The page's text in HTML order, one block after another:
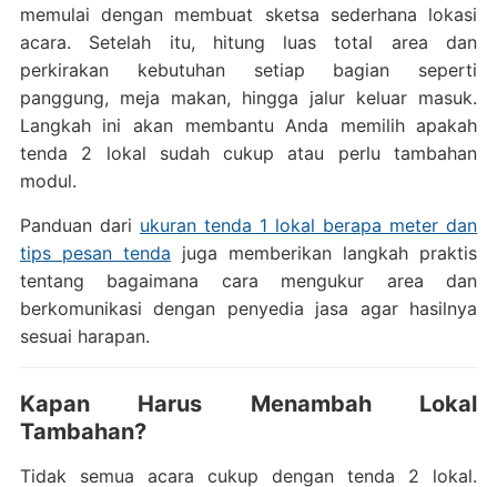
memulai dengan membuat sketsa sederhana lokasi
acara. Setelah itu, hitung luas total area dan
perkirakan kebutuhan setiap bagian seperti
panggung, meja makan, hingga jalur keluar masuk.
Langkah ini akan membantu Anda memilih apakah
tenda 2 lokal sudah cukup atau perlu tambahan
modul.
Panduan dari ukuran tenda 1 lokal berapa meter dan
tips pesan tenda juga memberikan langkah praktis
tentang bagaimana cara mengukur area dan
berkomunikasi dengan penyedia jasa agar hasilnya
sesuai harapan.
Kapan Harus Menambah Lokal
Tambahan?
Tidak semua acara cukup dengan tenda 2 lokal.